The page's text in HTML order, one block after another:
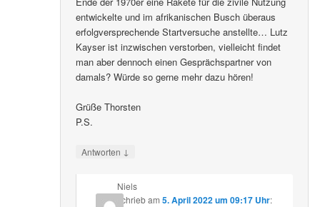
entwickelte und im afrikanischen Busch überaus
erfolgversprechende Startversuche anstellte… Lutz
Kayser ist inzwischen verstorben, vielleicht findet
man aber dennoch einen Gesprächspartner von
damals? Würde so gerne mehr dazu hören!
Grüße Thorsten
P.S.
Antworten ↓
Niels
schriebam 5. April 2022 um 09:17 Uhr: